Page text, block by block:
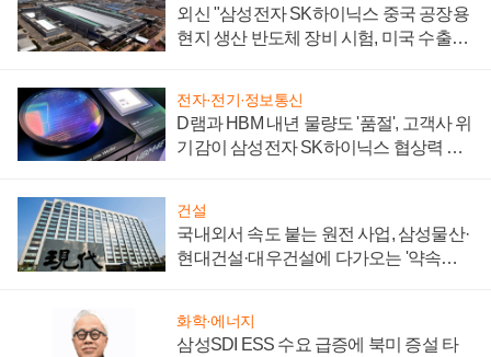
외신 "삼성전자 SK하이닉스 중국 공장용
현지 생산 반도체 장비 시험, 미국 수출통
전자·전기·정보통신
D램과 HBM 내년 물량도 '품절', 고객사 위
기감이 삼성전자 SK하이닉스 협상력 더
건설
국내외서 속도 붙는 원전 사업, 삼성물산·
현대건설·대우건설에 다가오는 '약속의
화학·에너지
삼성SDI ESS 수요 급증에 북미 증설 타